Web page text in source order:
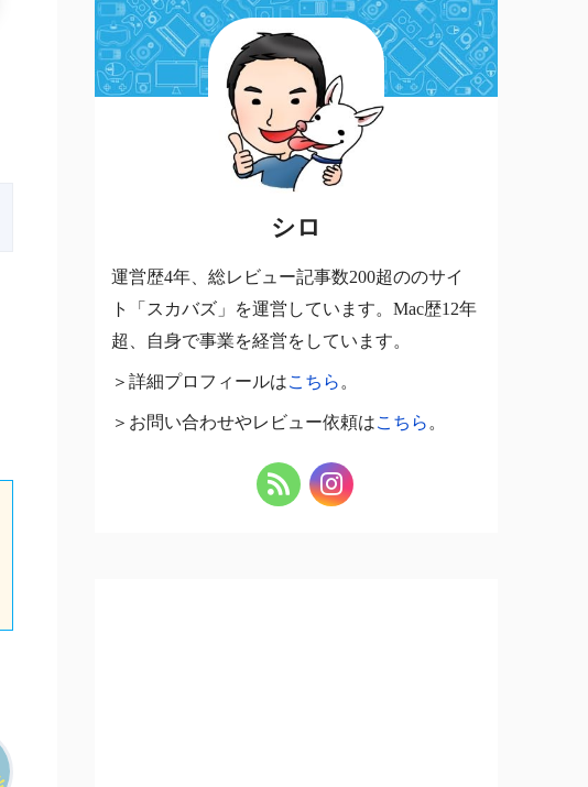
シロ
運営歴4年、総レビュー記事数200超ののサイ
ト「スカバズ」を運営しています。Mac歴12年
超、自身で事業を経営をしています。
＞詳細プロフィールはこちら 。
＞お問い合わせやレビュー依頼はこちら 。